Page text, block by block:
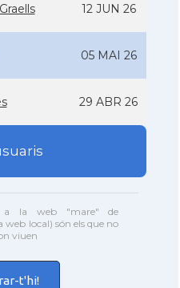
12 JUN 26
05 MAI 26
29 ABR 26
a la web "mare" de
local) són els que no
viuen
t'hi!